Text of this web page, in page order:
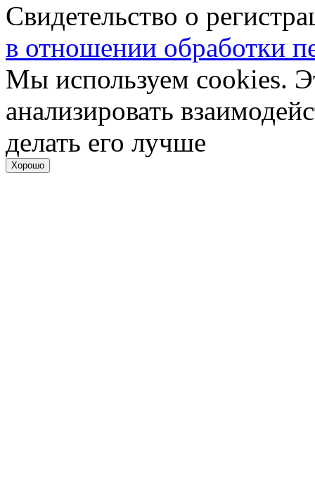
Свидетельство о
в отношении обработки
Мы используем cookies.
анализировать
делать его лучше
Хорошо